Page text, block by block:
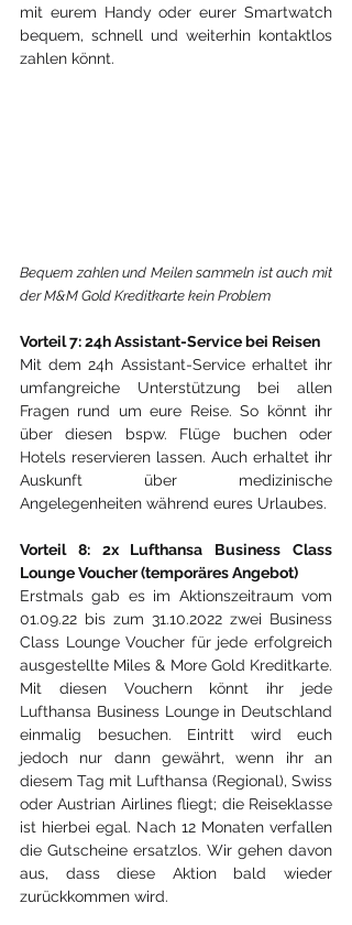
mit eurem Handy oder eurer Smartwatch
bequem, schnell und weiterhin kontaktlos
zahlen könnt.
Bequem zahlen und Meilen sammeln ist auch mit
der M&M Gold Kreditkarte kein Problem
Vorteil 7: 24h Assistant-Service bei Reisen
Mit dem 24h Assistant-Service erhaltet ihr
umfangreiche Unterstützung bei allen
Fragen rund um eure Reise. So könnt ihr
über diesen bspw. Flüge buchen oder
Hotels reservieren lassen. Auch erhaltet ihr
Auskunft über medizinische
Angelegenheiten während eures Urlaubes.
Vorteil 8: 2x Lufthansa Business Class
Lounge Voucher (temporäres Angebot)
Erstmals gab es im Aktionszeitraum vom
01.09.22 bis zum 31.10.2022 zwei Business
Class Lounge Voucher für jede erfolgreich
ausgestellte Miles & More Gold Kreditkarte.
Mit diesen Vouchern könnt ihr jede
Lufthansa Business Lounge in Deutschland
einmalig besuchen. Eintritt wird euch
jedoch nur dann gewährt, wenn ihr an
diesem Tag mit Lufthansa (Regional), Swiss
oder Austrian Airlines fliegt; die Reiseklasse
ist hierbei egal. Nach 12 Monaten verfallen
die Gutscheine ersatzlos. Wir gehen davon
aus, dass diese Aktion bald wieder
zurückkommen wird.